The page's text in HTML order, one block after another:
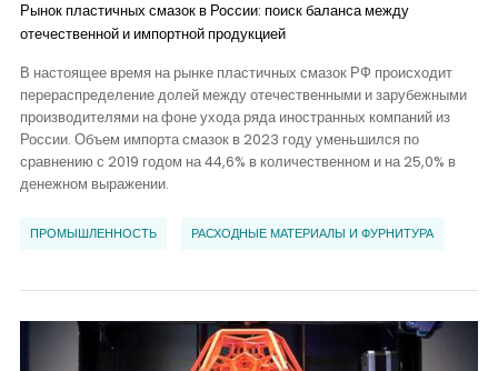
Рынок пластичных смазок в России: поиск баланса между
отечественной и импортной продукцией
В настоящее время на рынке пластичных смазок РФ происходит
перераспределение долей между отечественными и зарубежными
производителями на фоне ухода ряда иностранных компаний из
России. Объем импорта смазок в 2023 году уменьшился по
сравнению с 2019 годом на 44,6% в количественном и на 25,0% в
денежном выражении.
ПРОМЫШЛЕННОСТЬ РАСХОДНЫЕ МАТЕРИАЛЫ И ФУРНИТУРА